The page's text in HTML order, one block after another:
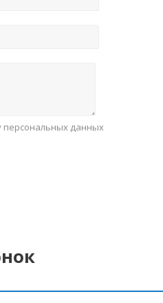
персональных данных